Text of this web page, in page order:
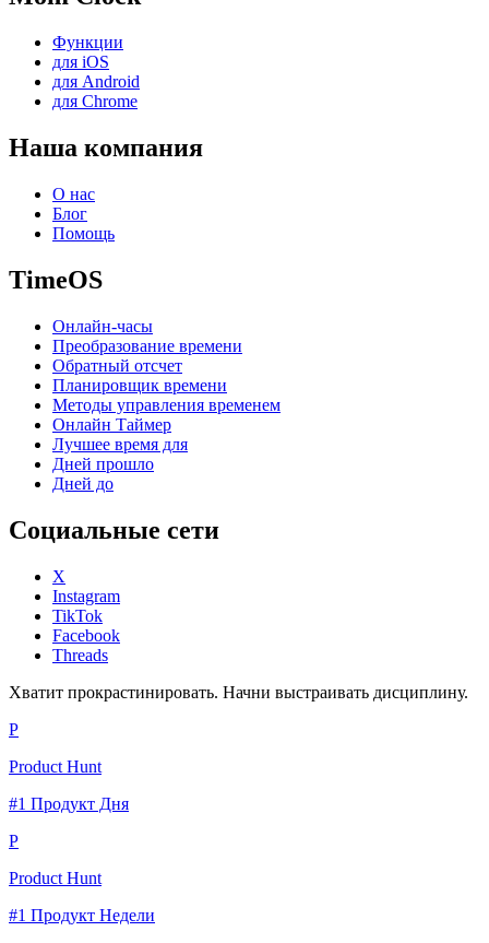
Функции
для iOS
для Android
для Chrome
Наша компания
О нас
Блог
Помощь
TimeOS
Онлайн-часы
Преобразование времени
Обратный отсчет
Планировщик времени
Методы управления временем
Онлайн Таймер
Лучшее время для
Дней прошло
Дней до
Социальные сети
X
Instagram
TikTok
Facebook
Threads
Хватит прокрастинировать. Начни выстраивать дисциплину.
P
Product Hunt
#1 Продукт Дня
P
Product Hunt
#1 Продукт Недели